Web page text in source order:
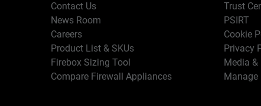
Contact Us
News Room
Careers
Product List & SKUs
Firebox Sizing Tool
Compare Firewall Appliances
Trust
PSIRT
Cookie
Privacy
Media
Manage